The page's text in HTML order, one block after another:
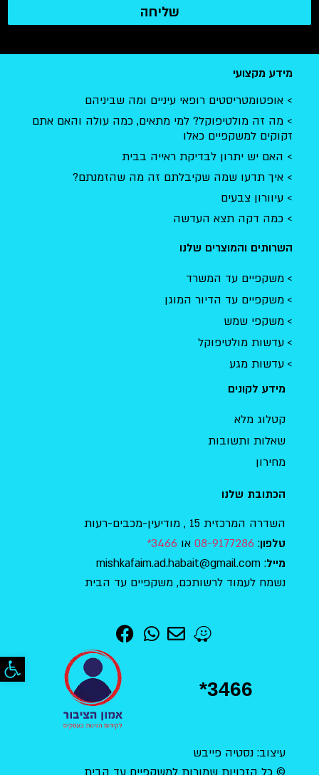
שליחה
מידע מקצועי
אופטומטריסטים רופאי עיניים ומה שביניהם
מה זה מולטיפוקל? למי מתאים, כמה עולה והאם אתם
זקוקים למשקפיים כאלו
האם יש יתרון לבדיקת ראייה בבית
איך תדעו שמה שקיבלתם זה מה שהזמנתם?
עיוורון צבעים
כמה דקה תצא העדשה
השרותים והמוצרים שלנו
משקפיים עד המשרד
משקפיים עד הדיור המוגן
משקפי שמש
עדשות מולטיפוקל
עדשות מגע
מידע לקונים
קטלוג מלא
שאלות ותשובות
מחירון
הכתובת שלנו
השדרה המרכזית 15 , מודיעין-מכבים-רעות
טלפון:
08-9177286 או 3466*
מייל: mishkafaim.ad.habait@gmail.com
נשמח לעמוד לרשותכם, משקפיים עד הבית
*3466
עיצוב: נסטיה פייבש
© כל הזכויות שמורות למשקפיים עד הבית
פתח